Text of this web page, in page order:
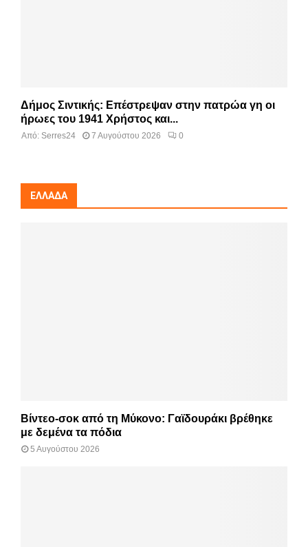
Δήμος Σιντικής: Επέστρεψαν στην πατρώα γη οι
ήρωες του 1941 Χρήστος και...
Από: Serres24 7 Αυγούστου 2026 0
ΕΛΛΆΔΑ
Βίντεο-σοκ από τη Μύκονο: Γαϊδουράκι βρέθηκε
με δεμένα τα πόδια
5 Αυγούστου 2026